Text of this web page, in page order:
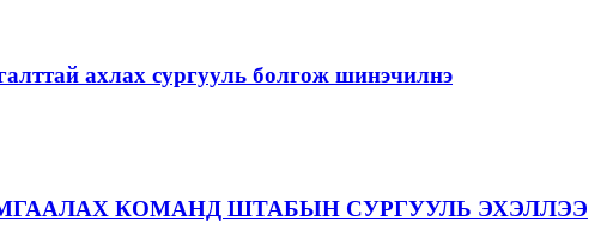
ахлах сургууль болгож шинэчилнэ
КОМАНД ШТАБЫН СУРГУУЛЬ ЭХЭЛЛЭЭ